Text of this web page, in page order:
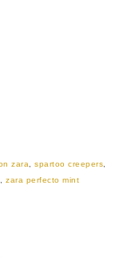
zara, spartoo creepers,
,zara perfecto mint